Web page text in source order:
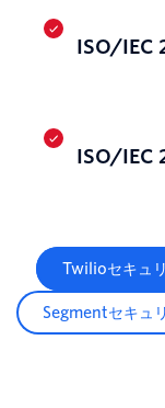
ISO/IEC
ISO/IEC
Twilioセキュ
Segmentセキュ